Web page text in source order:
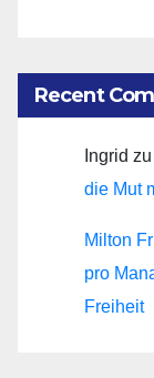
Recent
Ingrid
die Mut
Milton
pro
Freiheit